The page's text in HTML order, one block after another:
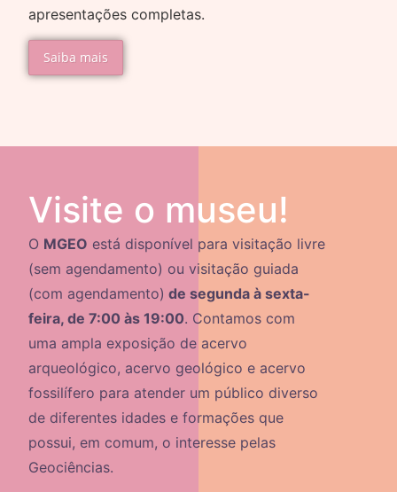
apresentações completas.
Saiba mais
Visite o museu!
O MGEO está disponível para visitação livre
(sem agendamento) ou visitação guiada
(com agendamento) de segunda à sexta-
feira, de 7:00 às 19:00. Contamos com
uma ampla exposição de acervo
arqueológico, acervo geológico e acervo
fossilífero para atender um público diverso
de diferentes idades e formações que
possui, em comum, o interesse pelas
Geociências.